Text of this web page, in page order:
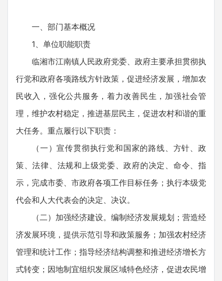
一、部门基本概况
1、单位职能职责
临湘市江南镇人民政府党委、政府主要承担贯彻执
行党和政府各项路线方针政策，促进经济发展，增加农
民收入，强化公共服务，着力改善民生，加强社会管
理，维护农村稳定，推进基层民主，促进农村和谐的重
大任务。重点履行以下职责：
（一）宣传贯彻执行党和国家的路线、方针、政
策、法律、法规和上级党委、政府的决定、命令、指
示，完成市委、市政府各项工作目标任务；执行本级党
代会和人大代表会的决定、决议。
（二）加强经济建设。编制经济发展规划；营造经
济发展环境，提供示范引导和政策服务；加强农村经济
管理和统计工作；指导经济结构调整和推进经济增长方
式转变；因地制宜组织发展区域特色经济，促进农民增